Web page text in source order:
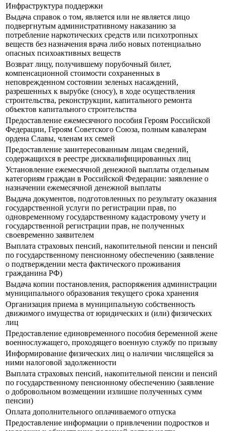
Инфраструктура поддержки
Выдача справок о том, является или не является лицо
подвергнутым административному наказанию за
потребление наркотических средств или психотропных
веществ без назначения врача либо новых потенциально
опасных психоактивных веществ
Возврат лицу, получившему порубочный билет,
компенсационной стоимости сохраненных в
неповрежденном состоянии зеленых насаждений,
разрешенных к вырубке (сносу), в ходе осуществления
строительства, реконструкции, капитального ремонта
объектов капитального строительства
Предоставление ежемесячного пособия Героям Российской
Федерации, Героям Советского Союза, полным кавалерам
ордена Славы, членам их семей
Предоставление заинтересованным лицам сведений,
содержащихся в реестре дисквалифицированных лиц
Установление ежемесячной денежной выплаты отдельным
категориям граждан в Российской Федерации: заявление о
назначении ежемесячной денежной выплаты
Выдача документов, подготовленных по результату оказания
государственной услуги по регистрации прав, по
одновременному государственному кадастровому учету и
государственной регистрации прав, не полученных
своевременно заявителем
Выплата страховых пенсий, накопительной пенсии и пенсий
по государственному пенсионному обеспечению (заявление
о подтверждении места фактического проживания
гражданина РФ)
Выдача копии постановления, распоряжения администрации
муниципального образования текущего срока хранения
Организация приема в муниципальную собственность
движимого имущества от юридических и (или) физических
лиц
Предоставление единовременного пособия беременной жене
военнослужащего, проходящего военную службу по призыву
Информирование физических лиц о наличии числящейся за
ними налоговой задолженности
Выплата страховых пенсий, накопительной пенсии и пенсий
по государственному пенсионному обеспечению (заявление
о добровольном возмещении излишне полученных сумм
пенсии)
Оплата дополнительного оплачиваемого отпуска
Предоставление информации о привлечении подростков и